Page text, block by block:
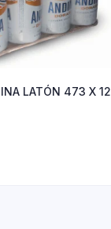
LATÓN 473 X 12